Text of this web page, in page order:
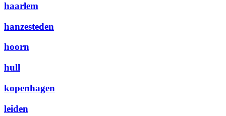
haarlem
hanzesteden
hoorn
hull
kopenhagen
leiden